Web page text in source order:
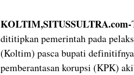
KOLTIM,SITUSSULTRA.com-
dititipkan pemerintah pada
(Koltim) pasca bupati
pemberantasan korupsi (KPK)